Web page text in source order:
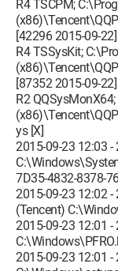
R4 TSCPM;
[42296 2015-09-22]
R4 TSSysKit;
[87352 2015-09-22]
R2
ys [X]
2015-09-23 12:03 -
7D35-4832-8378-
2015-09-23 12:02 -
(Tencent)
2015-09-23 12:01 -
2015-09-23 12:01 -